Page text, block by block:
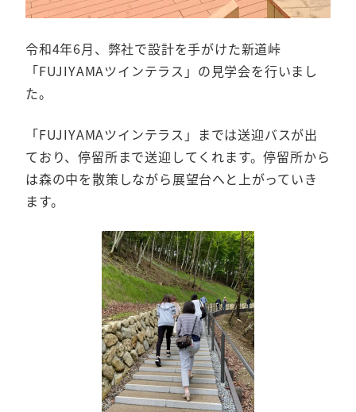
令和4年6月、弊社で設計を手がけた新道峠
「FUJIYAMAツインテラス」の見学会を行いまし
た。
「FUJIYAMAツインテラス」までは送迎バスが出
ており、停留所まで送迎してくれます。停留所から
は森の中を散策しながら展望台へと上がっていき
ます。